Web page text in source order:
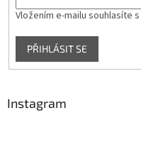
Vložením e-mailu souhlasíte s
PŘIHLÁSIT SE
Instagram